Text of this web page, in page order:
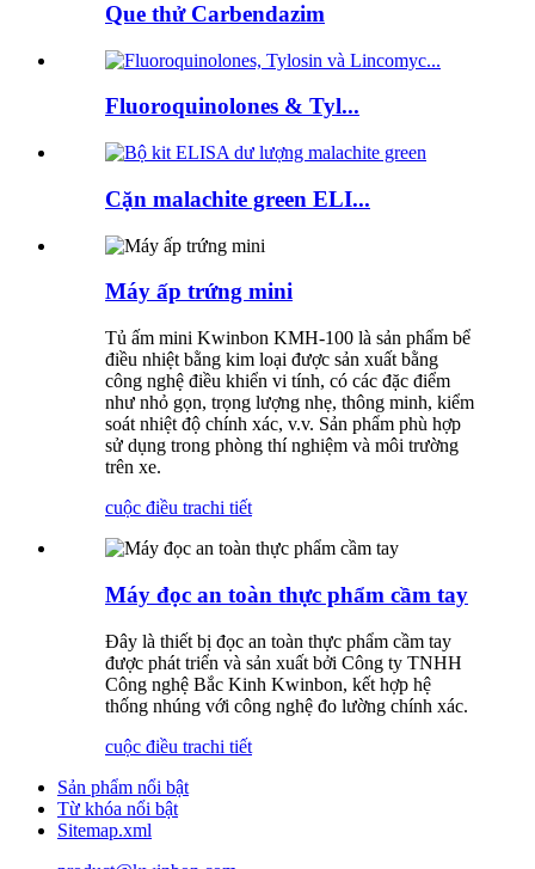
Que thử Carbendazim
Fluoroquinolones & Tyl...
Cặn malachite green ELI...
Máy ấp trứng mini
Tủ ấm mini Kwinbon KMH-100 là sản phẩm bể
điều nhiệt bằng kim loại được sản xuất bằng
công nghệ điều khiển vi tính, có các đặc điểm
như nhỏ gọn, trọng lượng nhẹ, thông minh, kiểm
soát nhiệt độ chính xác, v.v. Sản phẩm phù hợp
sử dụng trong phòng thí nghiệm và môi trường
trên xe.
cuộc điều trachi tiết
Máy đọc an toàn thực phẩm cầm tay
Đây là thiết bị đọc an toàn thực phẩm cầm tay
được phát triển và sản xuất bởi Công ty TNHH
Công nghệ Bắc Kinh Kwinbon, kết hợp hệ
thống nhúng với công nghệ đo lường chính xác.
cuộc điều trachi tiết
Sản phẩm nổi bật
Từ khóa nổi bật
Sitemap.xml